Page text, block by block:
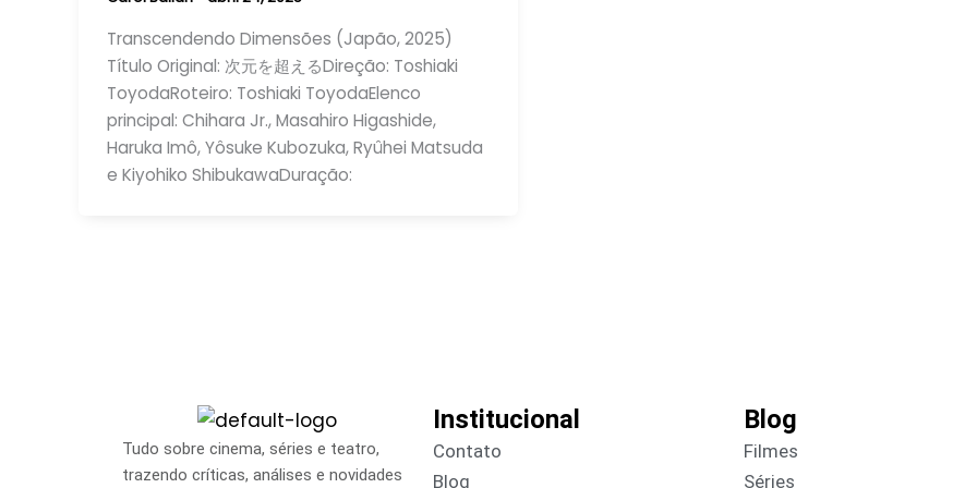
Transcendendo Dimensões (Japão, 2025)
Título Original: 次元を超えるDireção: Toshiaki
ToyodaRoteiro: Toshiaki ToyodaElenco
principal: Chihara Jr., Masahiro Higashide,
Haruka Imô, Yôsuke Kubozuka, Ryûhei Matsuda
e Kiyohiko ShibukawaDuração:
Tudo sobre cinema, séries e teatro,
trazendo críticas, análises e novidades
Institucional
Contato
Blog
Blog
Filmes
Séries